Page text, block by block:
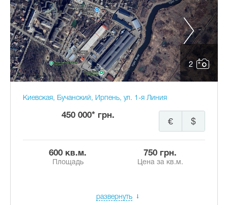
2
Киевская, Бучанский, Ирпень, ул. 1-я Линия
450 000* грн.
$
€
600 кв.м.
Площадь
750 грн.
Цена за кв.м.
развернуть